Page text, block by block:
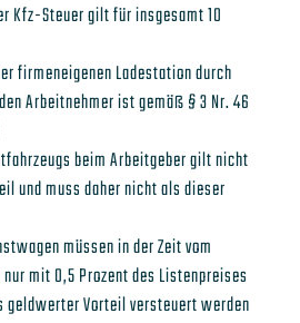
Kfz-Steuer gilt für insgesamt 10
firmeneigenen Ladestation durch
Arbeitnehmer ist gemäß § 3 Nr. 46
beim Arbeitgeber gilt nicht
und muss daher nicht als dieser
müssen in der Zeit vom
nur mit 0,5 Prozent des Listenpreises
geldwerter Vorteil versteuert werden